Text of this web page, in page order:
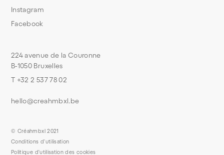
224 avenue de la Couronne
B-1050 Bruxelles
T +32 2 537 78 02
hello@creahmbxl.be
Instagram
Facebook
© Créahmbxl 2021
Conditions d'utilisation
Politique d'utilisation des cookies